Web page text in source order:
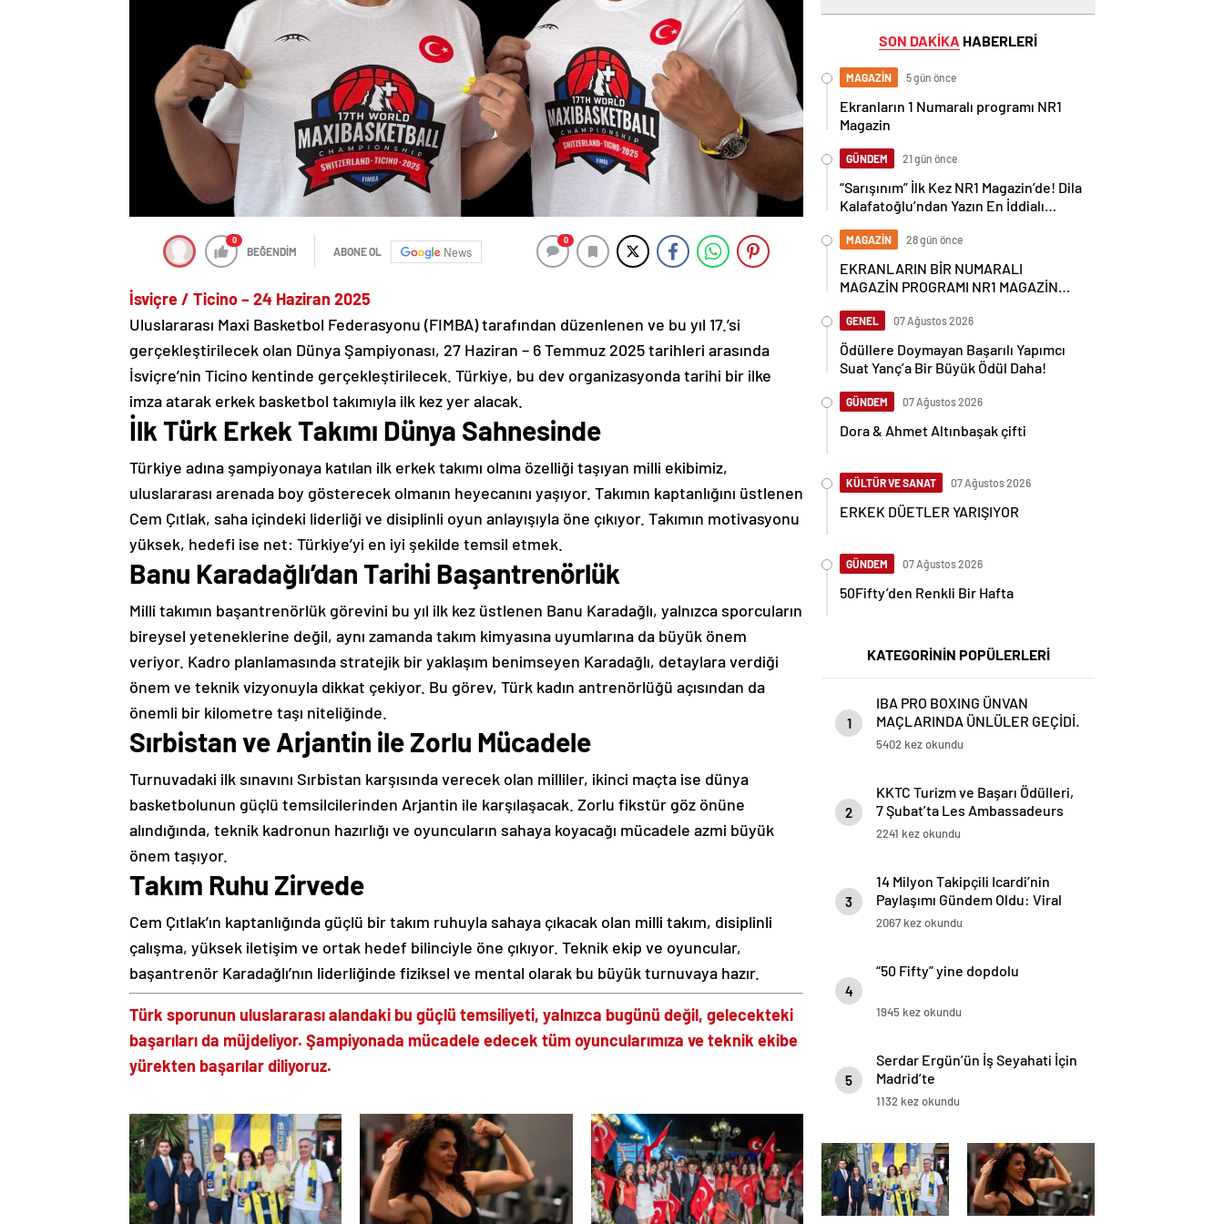
0
BEĞENDİM ABONE OL News
0
İsviçre / Ticino – 24 Haziran 2025
Uluslararası Maxi Basketbol Federasyonu (FIMBA) tarafından düzenlenen ve bu yıl 17.’si
gerçekleştirilecek olan Dünya Şampiyonası, 27 Haziran – 6 Temmuz 2025 tarihleri arasında
İsviçre’nin Ticino kentinde gerçekleştirilecek. Türkiye, bu dev organizasyonda tarihi bir ilke
imza atarak erkek basketbol takımıyla ilk kez yer alacak.
İlk Türk Erkek Takımı Dünya Sahnesinde
Türkiye adına şampiyonaya katılan ilk erkek takımı olma özelliği taşıyan milli ekibimiz,
uluslararası arenada boy gösterecek olmanın heyecanını yaşıyor. Takımın kaptanlığını üstlenen
Cem Çıtlak, saha içindeki liderliği ve disiplinli oyun anlayışıyla öne çıkıyor. Takımın motivasyonu
yüksek, hedefi ise net: Türkiye’yi en iyi şekilde temsil etmek.
Banu Karadağlı’dan Tarihi Başantrenörlük
Milli takımın başantrenörlük görevini bu yıl ilk kez üstlenen Banu Karadağlı, yalnızca sporcuların
bireysel yeteneklerine değil, aynı zamanda takım kimyasına uyumlarına da büyük önem
veriyor. Kadro planlamasında stratejik bir yaklaşım benimseyen Karadağlı, detaylara verdiği
önem ve teknik vizyonuyla dikkat çekiyor. Bu görev, Türk kadın antrenörlüğü açısından da
önemli bir kilometre taşı niteliğinde.
Sırbistan ve Arjantin ile Zorlu Mücadele
Turnuvadaki ilk sınavını Sırbistan karşısında verecek olan milliler, ikinci maçta ise dünya
basketbolunun güçlü temsilcilerinden Arjantin ile karşılaşacak. Zorlu fikstür göz önüne
alındığında, teknik kadronun hazırlığı ve oyuncuların sahaya koyacağı mücadele azmi büyük
önem taşıyor.
Takım Ruhu Zirvede
Cem Çıtlak’ın kaptanlığında güçlü bir takım ruhuyla sahaya çıkacak olan milli takım, disiplinli
çalışma, yüksek iletişim ve ortak hedef bilinciyle öne çıkıyor. Teknik ekip ve oyuncular,
başantrenör Karadağlı’nın liderliğinde fiziksel ve mental olarak bu büyük turnuvaya hazır.
Türk sporunun uluslararası alandaki bu güçlü temsiliyeti, yalnızca bugünü değil, gelecekteki
başarıları da müjdeliyor. Şampiyonada mücadele edecek tüm oyuncularımıza ve teknik ekibe
yürekten başarılar diliyoruz.
SON DAKİKA HABERLERİ
MAGAZİN 5 gün önce
Ekranların 1 Numaralı programı NR1
Magazin
GÜNDEM 21 gün önce
“Sarışınım” İlk Kez NR1 Magazin’de! Dila
Kalafatoğlu’ndan Yazın En İddialı
MAGAZİN 28 gün önce
EKRANLARIN BİR NUMARALI
MAGAZİN PROGRAMI NR1 MAGAZİN
GENEL 07 Ağustos 2026
Ödüllere Doymayan Başarılı Yapımcı
Suat Yanç’a Bir Büyük Ödül Daha!
GÜNDEM 07 Ağustos 2026
Dora & Ahmet Altınbaşak çifti
KÜLTÜR VE SANAT 07 Ağustos 2026
ERKEK DÜETLER YARIŞIYOR
GÜNDEM 07 Ağustos 2026
50Fifty’den Renkli Bir Hafta
KATEGORİNİN POPÜLERLERİ
1
IBA PRO BOXING ÜNVAN
MAÇLARINDA ÜNLÜLER GEÇİDİ.
5402 kez okundu
2
KKTC Turizm ve Başarı Ödülleri,
7 Şubat’ta Les Ambassadeurs
Hotel’de düzenleniyor.
2241 kez okundu
3
14 Milyon Takipçili Icardi’nin
Paylaşımı Gündem Oldu: Viral
“Mavi Sprey”nin Arkasında Türk
2067 kez okundu
4
“50 Fifty” yine dopdolu
1945 kez okundu
5
Serdar Ergün’ün İş Seyahati İçin
Madrid’te
1132 kez okundu